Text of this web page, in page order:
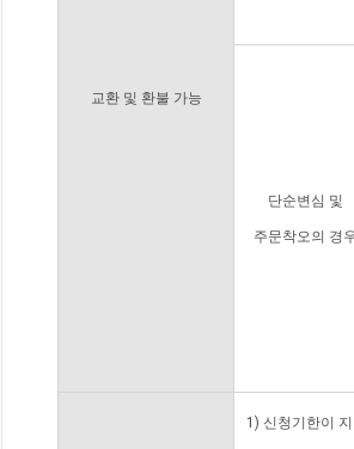
교환 및 환불 가능
단순변심 및
주문착오의 경
1) 신청기한이